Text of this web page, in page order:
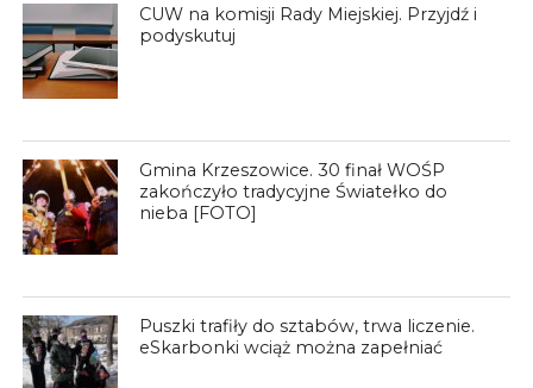
CUW na komisji Rady Miejskiej. Przyjdź i
podyskutuj
Gmina Krzeszowice. 30 finał WOŚP
zakończyło tradycyjne Światełko do
nieba [FOTO]
Puszki trafiły do sztabów, trwa liczenie.
eSkarbonki wciąż można zapełniać